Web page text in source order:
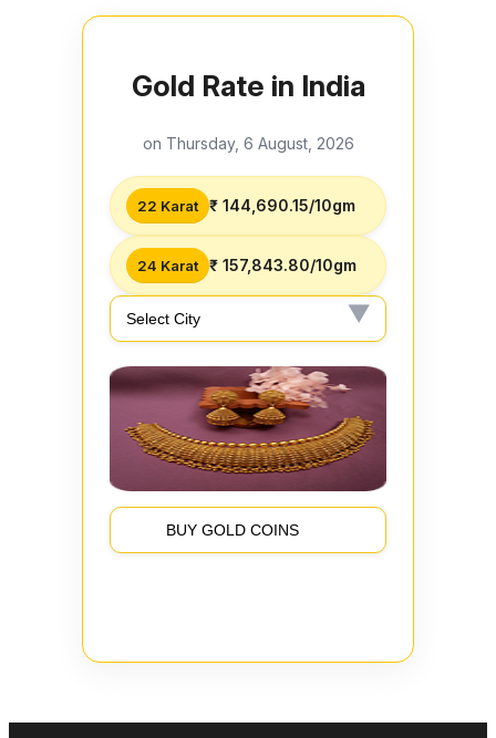
Gold Rate in India
on Thursday, 6 August, 2026
22 Karat ₹ 144,690.15/10gm
24 Karat ₹ 157,843.80/10gm
BUY GOLD COINS